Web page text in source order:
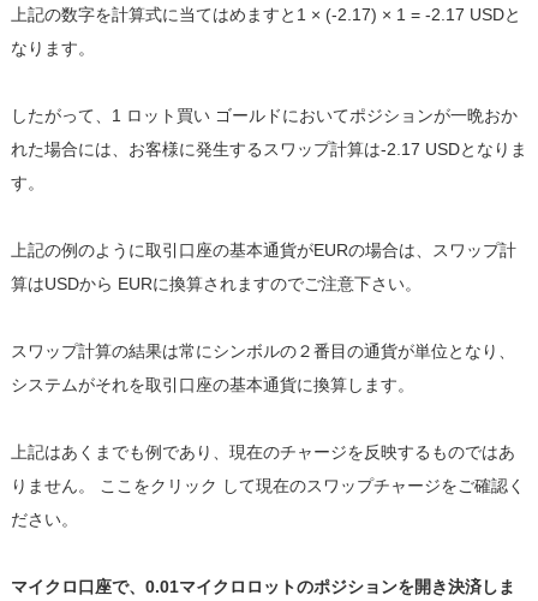
上記の数字を計算式に当てはめますと1 × (-2.17) × 1 = -2.17 USDと
なります。
したがって、1 ロット買い ゴールドにおいてポジションが一晩おか
れた場合には、お客様に発生するスワップ計算は-2.17 USDとなりま
す。
上記の例のように取引口座の基本通貨がEURの場合は、スワップ計
算はUSDから EURに換算されますのでご注意下さい。
スワップ計算の結果は常にシンボルの２番目の通貨が単位となり、
システムがそれを取引口座の基本通貨に換算します。
上記はあくまでも例であり、現在のチャージを反映するものではあ
りません。 ここをクリック して現在のスワップチャージをご確認く
ださい。
マイクロ口座で、0.01マイクロロットのポジションを開き決済しま